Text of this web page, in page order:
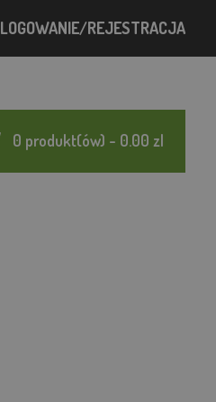
LOGOWANIE/REJESTRACJA
0 produkt(ów) - 0.00 zl